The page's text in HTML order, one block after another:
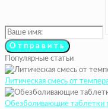
Популярные статьи
Литическая смесь от
Обезболивающие таблетки